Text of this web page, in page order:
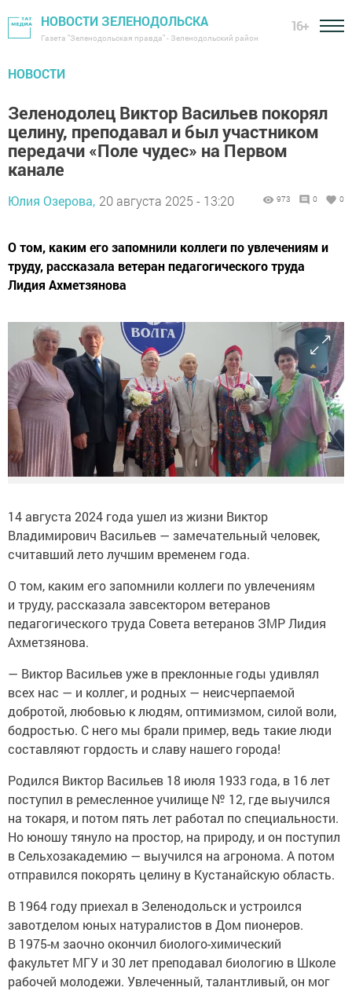
НОВОСТИ ЗЕЛЕНОДОЛЬСКА
Газета "Зеленодольская правда" - Зеленодольский район
16+
НОВОСТИ
Зеленодолец Виктор Васильев покорял
целину, преподавал и был участником
передачи «Поле чудес» на Первом
канале
Юлия Озерова, 20 августа 2025 - 13:20 973 0 0
О том, каким его запомнили коллеги по увлечениям и
труду, рассказала ветеран педагогического труда
Лидия Ахметзянова
14 августа 2024 года ушел из жизни Виктор
Владимирович Васильев — замечательный человек,
считавший лето лучшим временем года.
О том, каким его запомнили коллеги по увлечениям
и труду, рассказала завсектором ветеранов
педагогического труда Совета ветеранов ЗМР Лидия
Ахметзянова.
— Виктор Васильев уже в преклонные годы удивлял
всех нас — и коллег, и родных — неисчерпаемой
добротой, любовью к людям, оптимизмом, силой воли,
бодростью. С него мы брали пример, ведь такие люди
составляют гордость и славу нашего города!
Родился Виктор Васильев 18 июля 1933 года, в 16 лет
поступил в ремесленное училище № 12, где выучился
на токаря, и потом пять лет работал по специальности.
Но юношу тянуло на простор, на природу, и он поступил
в Сельхозакадемию — выучился на агронома. А потом
отправился покорять целину в Кустанайскую область.
В 1964 году приехал в Зеленодольск и устроился
завотделом юных натуралистов в Дом пионеров.
В 1975-м заочно окончил биолого-химический
факультет МГУ и 30 лет преподавал биологию в Школе
рабочей молодежи. Увлеченный, талантливый, он мог